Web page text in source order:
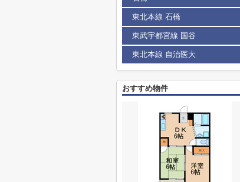
東北本線 石橋
東武宇都宮線 国谷
東北本線 自治医大
おすすめ物件